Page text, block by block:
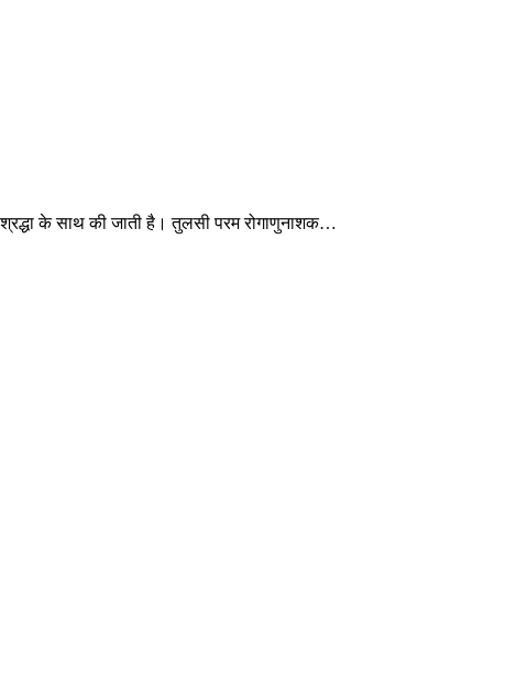
के साथ की जाती है। तुलसी परम रोगाणुनाशक…